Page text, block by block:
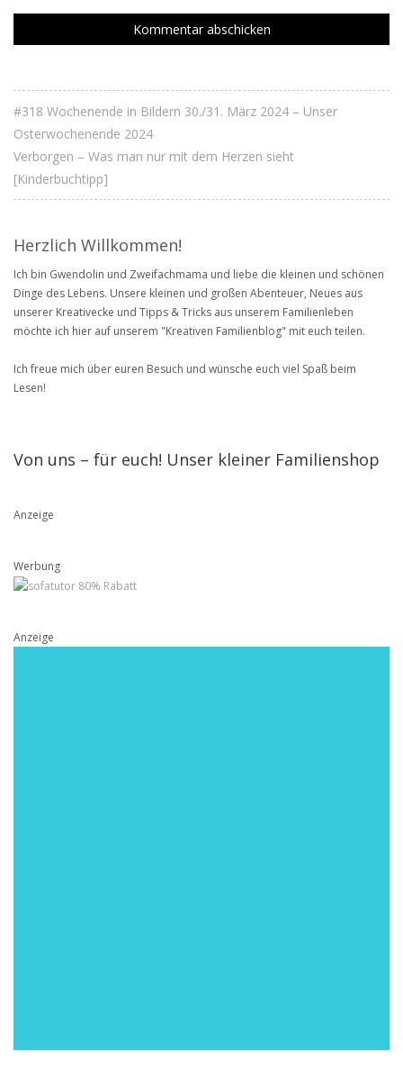
#318 Wochenende in Bildern 30./31. März 2024 – Unser
Osterwochenende 2024
Verborgen – Was man nur mit dem Herzen sieht
[Kinderbuchtipp]
Herzlich Willkommen!
Ich bin Gwendolin und Zweifachmama und liebe die kleinen und schönen
Dinge des Lebens. Unsere kleinen und großen Abenteuer, Neues aus
unserer Kreativecke und Tipps & Tricks aus unserem Familienleben
möchte ich hier auf unserem "Kreativen Familienblog" mit euch teilen.
Ich freue mich über euren Besuch und wünsche euch viel Spaß beim
Lesen!
Von uns – für euch! Unser kleiner Familienshop
Anzeige
Werbung
Anzeige